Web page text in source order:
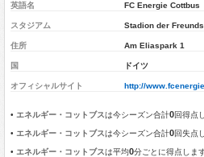
英語名 FC Energie Cottbus
スタジアム Stadion der
住所 Am Eliaspark 1
国 ドイツ
オフィシャルサイト http://
• エネルギー・コットブスは今シーズン合計0回得点
• エネルギー・コットブスは今シーズン合計0回失点
• エネルギー・コットブスは平均0分ごとに得点します